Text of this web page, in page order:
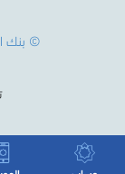
© بنك